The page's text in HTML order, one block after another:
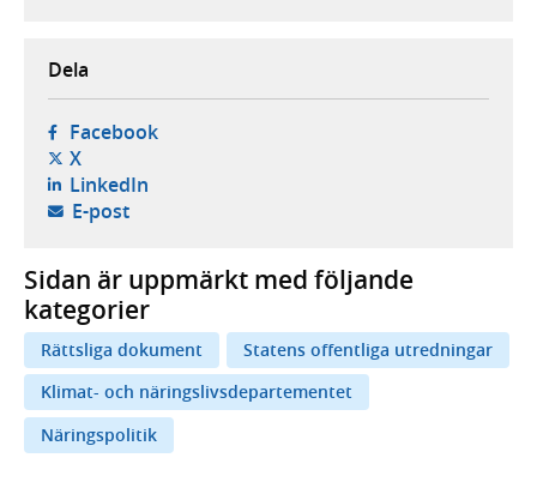
Dela
Facebook- öppnas i ny flik, extern webbplats,
X- öppnas i ny flik, extern webbplats,
LinkedIn- öppnas i ny flik, extern webbplats,
E-post- öppnar din e-postklient,
Sidan är uppmärkt med följande
kategorier
Rättsliga dokument
Statens offentliga utredningar
Klimat- och näringslivsdepartementet
Näringspolitik